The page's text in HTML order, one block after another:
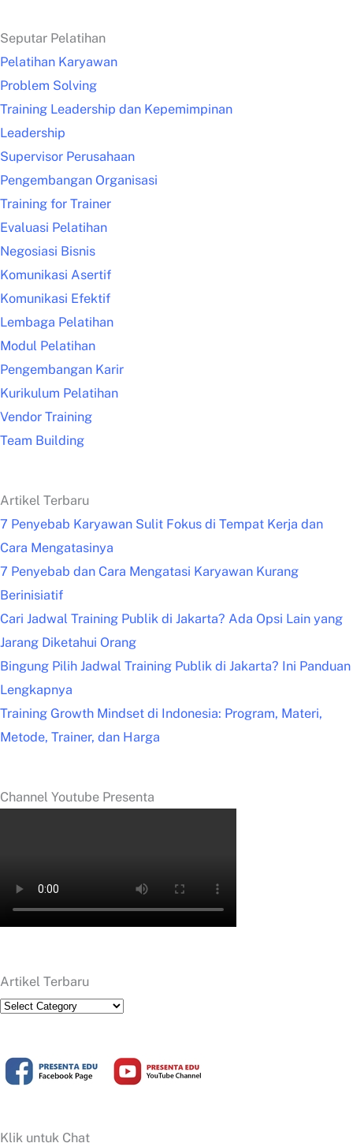
Seputar Pelatihan
Pelatihan Karyawan
Problem Solving
Training Leadership dan Kepemimpinan
Leadership
Supervisor Perusahaan
Pengembangan Organisasi
Training for Trainer
Evaluasi Pelatihan
Negosiasi Bisnis
Komunikasi Asertif
Komunikasi Efektif
Lembaga Pelatihan
Modul Pelatihan
Pengembangan Karir
Kurikulum Pelatihan
Vendor Training
Team Building
Artikel Terbaru
7 Penyebab Karyawan Sulit Fokus di Tempat Kerja dan
Cara Mengatasinya
7 Penyebab dan Cara Mengatasi Karyawan Kurang
Berinisiatif
Cari Jadwal Training Publik di Jakarta? Ada Opsi Lain yang
Jarang Diketahui Orang
Bingung Pilih Jadwal Training Publik di Jakarta? Ini Panduan
Lengkapnya
Training Growth Mindset di Indonesia: Program, Materi,
Metode, Trainer, dan Harga
Channel Youtube Presenta
Artikel Terbaru
Artikel
Terbaru
Klik untuk Chat